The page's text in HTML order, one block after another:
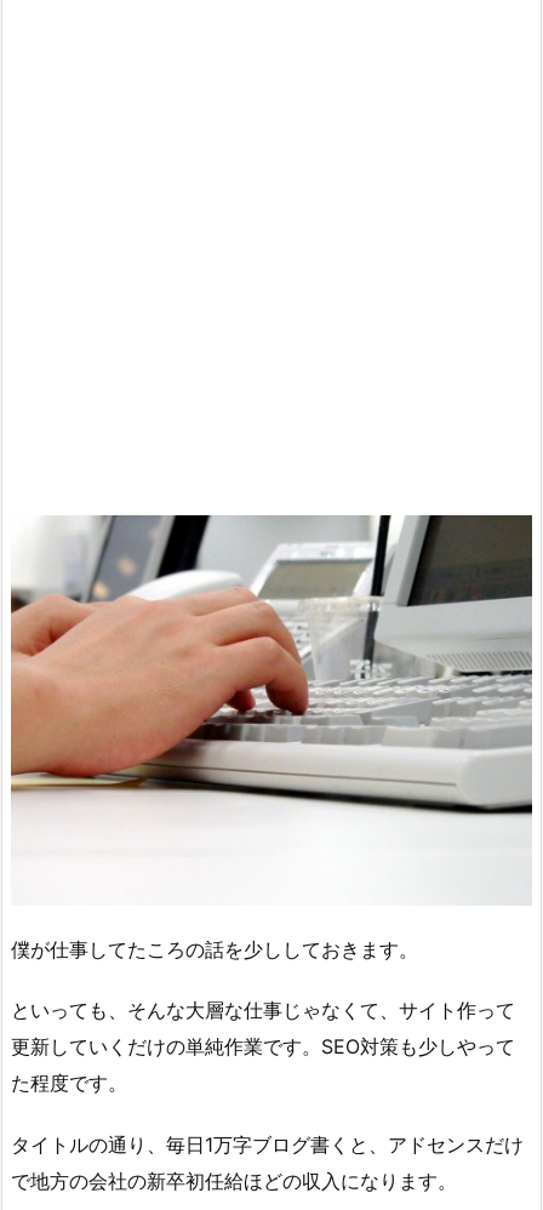
僕が仕事してたころの話を少ししておきます。
といっても、そんな大層な仕事じゃなくて、サイト作って
更新していくだけの単純作業です。SEO対策も少しやって
た程度です。
タイトルの通り、毎日1万字ブログ書くと、アドセンスだけ
で地方の会社の新卒初任給ほどの収入になります。